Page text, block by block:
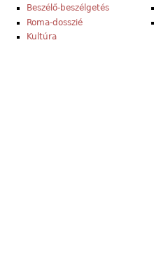
Beszélő-beszélgetés
Roma-dosszié
Kultúra